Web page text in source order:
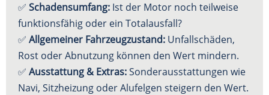
✅ Schadensumfang: Ist der Motor noch teilweise
funktionsfähig oder ein Totalausfall?
✅ Allgemeiner Fahrzeugzustand: Unfallschäden,
Rost oder Abnutzung können den Wert mindern.
✅ Ausstattung & Extras:Sonderausstattungen wie
Navi, Sitzheizung oder Alufelgen steigern den Wert.